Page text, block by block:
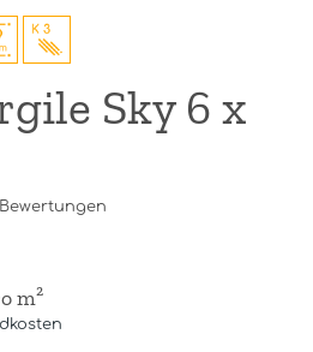
Sky 6 x
Bewertungen
m²